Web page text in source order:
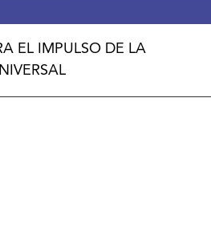
EL IMPULSO DE LA